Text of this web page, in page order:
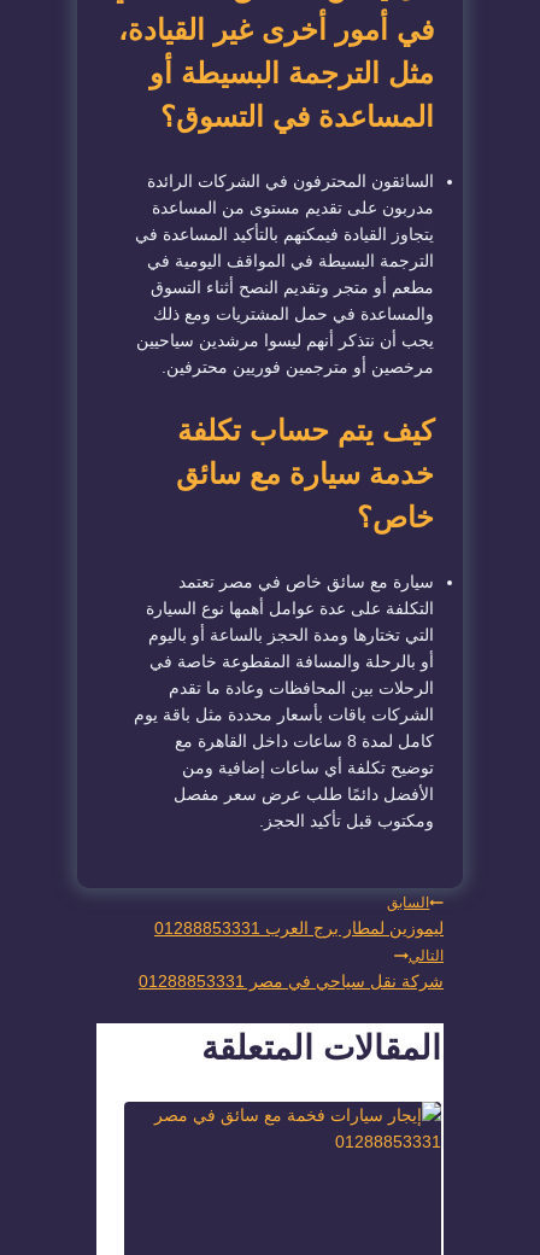
في أمور أخرى غير القيادة،
مثل الترجمة البسيطة أو
المساعدة في التسوق؟
السائقون المحترفون في الشركات الرائدة
مدربون على تقديم مستوى من المساعدة
يتجاوز القيادة فيمكنهم بالتأكيد المساعدة في
الترجمة البسيطة في المواقف اليومية في
مطعم أو متجر وتقديم النصح أثناء التسوق
والمساعدة في حمل المشتريات ومع ذلك
يجب أن نتذكر أنهم ليسوا مرشدين سياحيين
مرخصين أو مترجمين فوريين محترفين.
كيف يتم حساب تكلفة
خدمة سيارة مع سائق
خاص؟
سيارة مع سائق خاص في مصر تعتمد
التكلفة على عدة عوامل أهمها نوع السيارة
التي تختارها ومدة الحجز بالساعة أو باليوم
أو بالرحلة والمسافة المقطوعة خاصة في
الرحلات بين المحافظات وعادة ما تقدم
الشركات باقات بأسعار محددة مثل باقة يوم
كامل لمدة 8 ساعات داخل القاهرة مع
توضيح تكلفة أي ساعات إضافية ومن
الأفضل دائمًا طلب عرض سعر مفصل
ومكتوب قبل تأكيد الحجز.
تصفّح
المقالات
السابق
ليموزين لمطار برج العرب 01288853331
التالي
شركة نقل سياحي في مصر 01288853331
المقالات المتعلقة